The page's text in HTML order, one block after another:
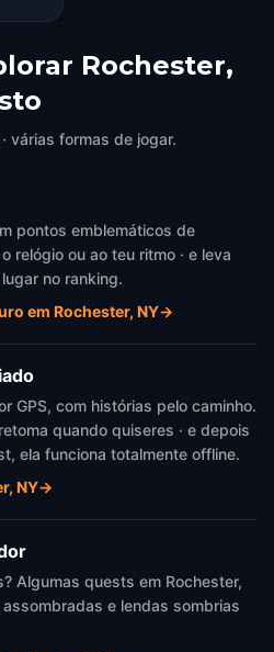
Rochester,
várias formas de jogar.
pontos emblemáticos de
relógio ou ao teu ritmo · e leva
no ranking.
em Rochester, NY→
GPS, com histórias pelo caminho.
quando quiseres · e depois
ela funciona totalmente offline.
NY→
Algumas quests em Rochester,
e lendas sombrias